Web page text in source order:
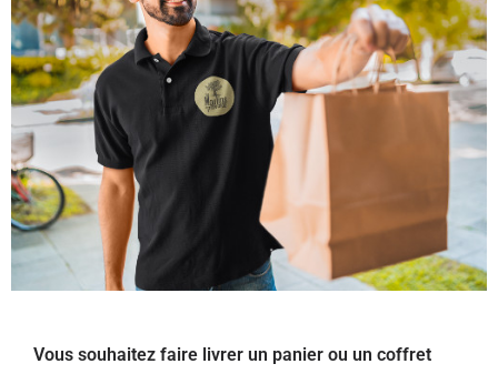
Vous souhaitez faire livrer un panier ou un coffret